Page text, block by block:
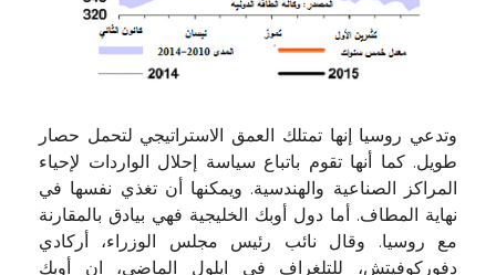
وتدعي روسيا إنها تمتلك العمق الاستراتيجي لتحمل حصار
طويل. كما أنها تقوم باتباع سياسة إحلال الواردات لإحياء
المراكز الصناعية والهندسية. ويمكنها أن تغذي نفسها في
نهاية المطاف. أما دول أوبك الخليجية فهي بيادق بالمقارنة
مع روسيا. وقال نائب رئيس مجلس الوزراء، أركادي